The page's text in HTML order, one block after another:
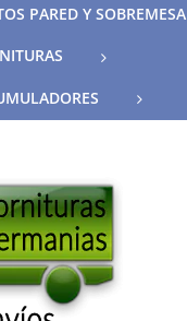
PARED Y SOBREMESA